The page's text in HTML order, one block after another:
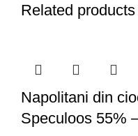
Related products
Napolitani din
Speculoos 55%